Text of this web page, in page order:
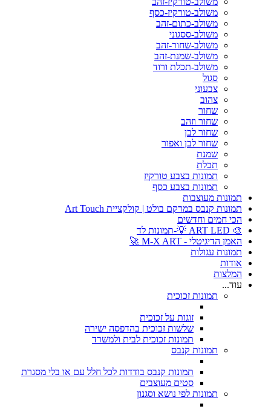
משולב-טורקיז-כסף
משולב-כתום-זהב
משולב-ססגוני
משולב-שחור-זהב
משולב-שמנת-זהב
משולב-תכלת ורוד
סגול
צבעוני
צהוב
שחור
שחור וזהב
שחור לבן
שחור לבן ואפור
שמנת
תכלת
תמונות בצבע טורקיז
תמונות בצבע כסף
תמונות מעוצבות
תמונות קנבס במרקם בולט | קולקציית Art Touch
הכי חמים וחדשים
🎨 ART LED 💡-תמונות לד
האמן הדיגיטלי - M-X ART 🚀
תמונות עגולות
אודות
המלצות
עוד...
תמונות זכוכית
זוגות על זכוכית
שלשות זכוכית בהדפסה ישירה
תמונות זכוכית לבית ולמשרד
תמונות קנבס
תמונות קנבס בודדות לכל חלל עם או בלי מסגרת
סטים מעוצבים
תמונות לפי נושא וסגנון